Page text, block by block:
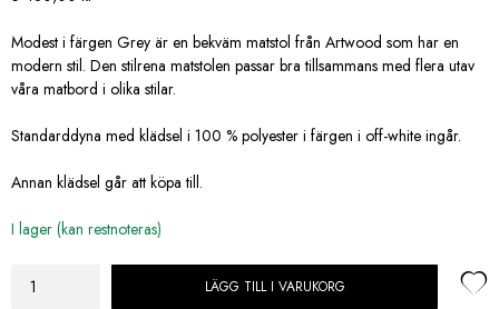
Modest i färgen Grey är en bekväm matstol från Artwood som har en
modern stil. Den stilrena matstolen passar bra tillsammans med flera utav
våra matbord i olika stilar.
Standarddyna med klädsel i 100 % polyester i färgen i off-white ingår.
Annan klädsel går att köpa till.
I lager (kan restnoteras)
Artwood
LÄGG TILL I VARUKORG